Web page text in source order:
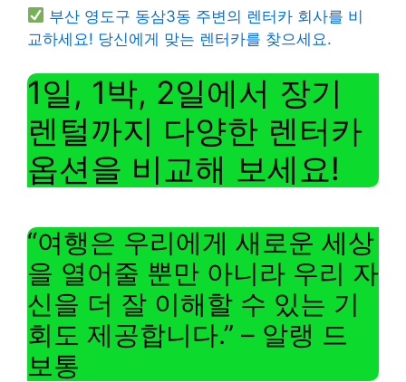
부산 영도구 동삼3동 주변의 렌터카 회사를 비
교하세요! 당신에게 맞는 렌터카를 찾으세요.
1일, 1박, 2일에서 장기
렌털까지 다양한 렌터카
옵션을 비교해 보세요!
“여행은 우리에게 새로운 세상
을 열어줄 뿐만 아니라 우리 자
신을 더 잘 이해할 수 있는 기
회도 제공합니다.” – 알랭 드
보통